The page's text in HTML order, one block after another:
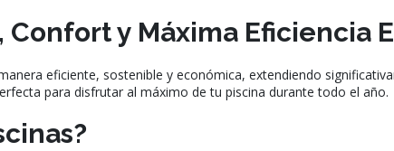
Confort y Máxima Eficiencia
eficiente, sostenible y económica, extendiendo
para disfrutar al máximo de tu piscina durante todo el año.